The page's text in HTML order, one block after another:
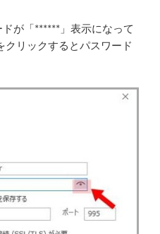
が「******」表示になって
クリックするとパスワード